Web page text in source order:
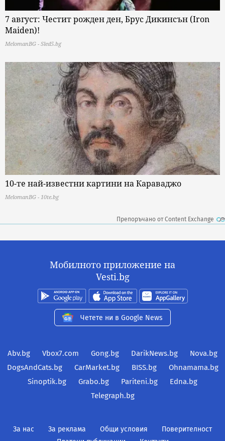
7 август: Честит рожден ден, Брус Дикинсън (Iron
Maiden)!
MelomanBG - Sled5.bg
10-те най-известни картини на Караваджо
MelomanBG - 10te.bg
Препоръчано от Content Exchange
Мобилното приложение на
Vesti.bg
Четете ни в Google News
Abv.bg Vbox7.com Gong.bg DarikNews.bg
Nova.bg
DogsAndCats.bg
CarMarket.bg BISS.bg
Ohnamama.bg
Sinoptik.bg
Grabo.bg Pariteni.bg
Edna.bg
Telegraph.bg
За нас За реклама Общи условия
Поверителност